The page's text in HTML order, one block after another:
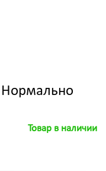
Нормально
Товар в наличии